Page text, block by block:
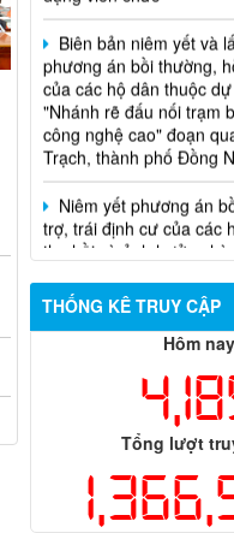
Biên bản niêm yết và
phương án bồi thường,
của các hộ dân thuộc
"Nhánh rẽ đấu nối trạm
công nghệ cao" đoạn
Trạch, thành phố Đồng
Niêm yết phương án
trợ, trái định cư của các
thu hồi và ảnh hưởng
điện thuộc dự án Đường
máy điện Nhơn Trạch 3-
kV Long Thành
Biên bản về việc niêm
bồi thường, hỗ trợ, tái
dân có đất bị thu hồi
cấp đường 25B cũ đoạn
huyện Nhơn Trạch ra
Long Thành và huyện
THỐNG KÊ TRUY CẬP
Hôm nay
Tổng lượt